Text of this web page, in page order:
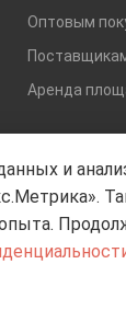
Оптовым
Аренда
и